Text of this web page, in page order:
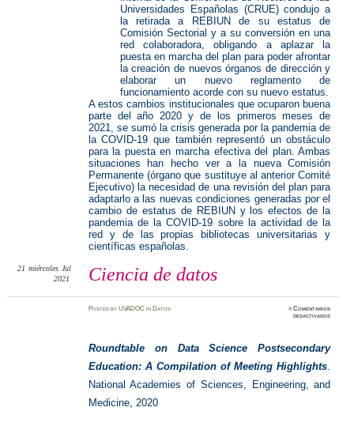
Universidades Españolas (CRUE) condujo a
la retirada a REBIUN de su estatus de
Comisión Sectorial y a su conversión en una
red colaboradora, obligando a aplazar la
puesta en marcha del plan para poder afrontar
la creación de nuevos órganos de dirección y
elaborar un nuevo reglamento de
funcionamiento acorde con su nuevo estatus.
A estos cambios institucionales que ocuparon buena
parte del año 2020 y de los primeros meses de
2021, se sumó la crisis generada por la pandemia de
la COVID-19 que también representó un obstáculo
para la puesta en marcha efectiva del plan. Ambas
situaciones han hecho ver a la nueva Comisión
Permanente (órgano que sustituye al anterior Comité
Ejecutivo) la necesidad de una revisión del plan para
adaptarlo a las nuevas condiciones generadas por el
cambio de estatus de REBIUN y los efectos de la
pandemia de la COVID-19 sobre la actividad de la
red y de las propias bibliotecas universitarias y
científicas españolas.
Ciencia de datos
21 miércoles Jul
2021
PostedbyUVADOC in Datos ≈Comentarios
desactivadosen
Roundtable on Data Science Postsecondary
Education: A Compilation of Meeting Highlights
National Academies of Sciences, Engineering, and
Medicine, 2020